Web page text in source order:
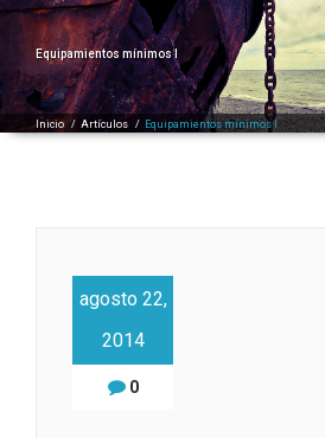
Equipamientos mínimos I
Inicio / Artículos / Equipamientos mínimos I
agosto 22,
2014
0